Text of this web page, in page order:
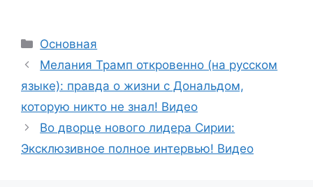
Рубрики
Основная
Мелания Трамп откровенно (на русском
языке): правда о жизни с Дональдом,
которую никто не знал! Видео
Во дворце нового лидера Сирии:
Эксклюзивное полное интервью! Видео